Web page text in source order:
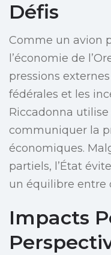
Défis
Comme un avion
l’économie de
pressions
fédérales et les
Riccadonna
communiquer la
économiques.
partiels, l’État
un équilibre entre
Impacts